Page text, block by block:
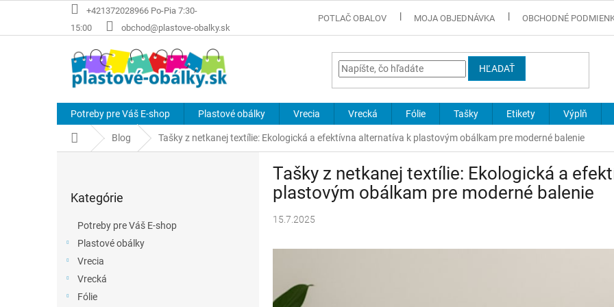
+421372028966 Po-Pia 7:30-
15:00
obchod@plastove-obalky.sk
POTLAČ OBALOV MOJA OBJEDNÁVKA OBCHODNÉ
HĽADAŤ
Potreby pre Váš E-shop Plastové obálky Vrecia Vrecká Fólie Tašky Etikety Výplň
DomovBlog Tašky z netkanej textílie: Ekologická a efektívna alternatíva k plastovým obálkam pre moderné balenie
kategórie
Kategórie
Potreby pre Váš E-shop
Plastové obálky
Vrecia
Vrecká
Fólie
Tašky z netkanej textílie: Ekologická a
plastovým obálkam pre moderné balenie
15.7.2025